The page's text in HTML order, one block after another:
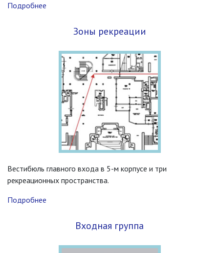
Подробнее
Зоны рекреации
Вестибюль главного входа в 5-м корпусе и три
рекреационных пространства.
Подробнее
Входная группа